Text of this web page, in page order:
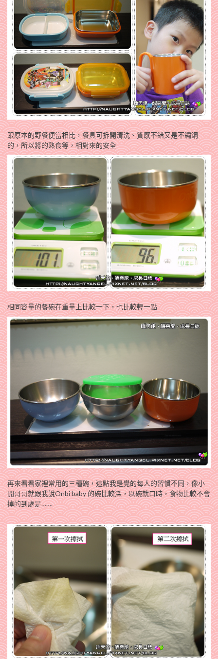
跟原本的野餐便當相比，餐具可拆開清洗、質感不錯又是不鏽鋼
的，所以將的熟食等，相對來的安全
相同容量的餐碗在重量上比較一下，也比較輕一點
再來看看家裡常用的三種碗，這點我是覺的每人的習慣不同，像小
開哥哥就跟我說Onbi baby的碗比較深，以碗就口時，食物比較不會
掉的到處是…….